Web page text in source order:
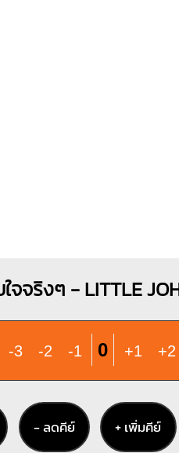
จริงๆ - LITTLE
-3 -2 -1 0 +1 +2
− ลดคีย์ + เพิ่มคีย์